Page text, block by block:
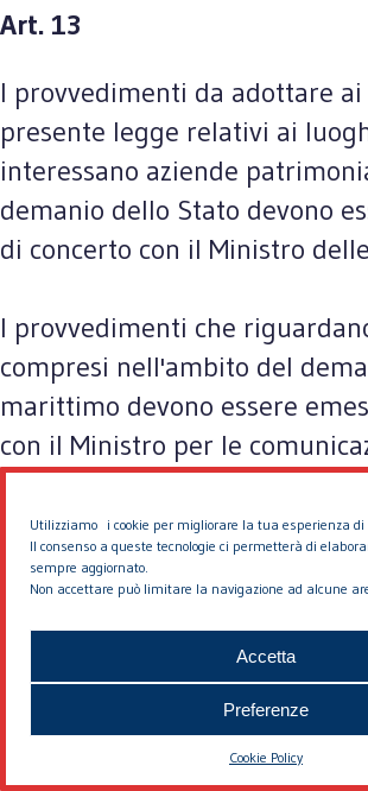
Utilizziamo i cookie per migliorare la tua esperienza di
Il consenso a queste tecnologie ci permetterà di
sempre aggiornato.
Non accettare può limitare la navigazione ad alcune
Accetta
Preferenze
Cookie Policy
Art. 13
I provvedimenti da adottare ai
presente legge relativi ai
interessano aziende
demanio dello Stato devono
di concerto con il Ministro
I provvedimenti che
compresi nell'ambito del
marittimo devono essere
con il Ministro per le
qualora si riferiscano ad
concerto anche con il Ministro
pubblici.
I provvedimenti di carattere
interessanti le località
di soggiorno, di cura, di
regio decreto-legge 15 aprile